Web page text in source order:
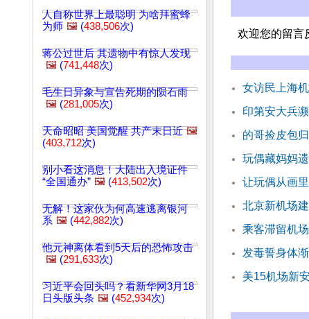
人自称世界上最聪明 为啥拜蜜蜂
为师 🖼️ (438,506次)
蒋公过世后 其遗物中有惊人发现
🖼️ (741,448次)
毛生日异象与宣告死期的陨石雨
🖼️ (281,005次)
天命昭昭 美国觉醒 共产末日近 🖼️
(403,712次)
别小看这消息！大陆出入境证件
“全国通办” 🖼️ (413,502次)
无解！这家伙为何高速逃离银河
系 🖼️ (442,882次)
他元神离体看到5天后的恐怖攻击
🖼️ (291,633次)
习近平会回头吗？看新华网3月18
日头版头条 🖼️ (452,934次)
欢迎您的留言
女访民上海
印第安大兵
的哥捡皮包
玩偶藏妈妈
让玩偶从画
北京新机场
乘客滞留机
发毒誓身体
美15机场新